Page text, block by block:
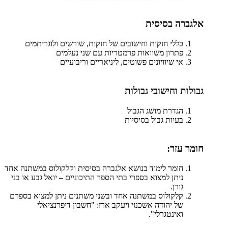
אלגברה בסיסית
כללי חזקות וחישובים של חזקות, שורשים ולוגריתמים
פתרון משוואות פרמטריות עם שני נעלמים
אי שיוויונים פשוטים, ליניאריים וריבועיים
גבולות וחישובי גבולות
הגדרת מושג הגבול
בעיות גבול בסיסיות
חומר עזר:
חומר לימוד בנושא אלגברה בסיסית וקלקולוס במשתנה אחד
ניתן למצוא בספרי בתי הספר התיכוניים – יואל גבע או בני
גורן.
קלקולוס במשתנה אחד ובשני משתנים ניתן למצוא בספרם
של יהודה אשכנזי ויעקב ארז: "חשבון דיפרנציאלי
ואינטגרלי".